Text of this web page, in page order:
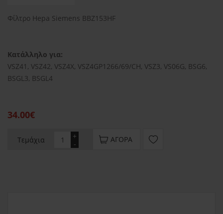
Φίλτρο Hepa Siemens BBZ153HF
Κατάλληλο για:
VSZ41, VSZ42, VSZ4X, VSZ4GP1266/69/CH, VSZ3, VS06G, BSG6,
BSGL3, BSGL4
34.00€
Τεμάχια -
+ ΑΓΟΡΆ